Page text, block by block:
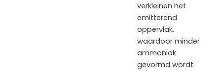
verkleinen het
emitterend
oppervlak,
waardoor minder
ammoniak
gevormd wordt.